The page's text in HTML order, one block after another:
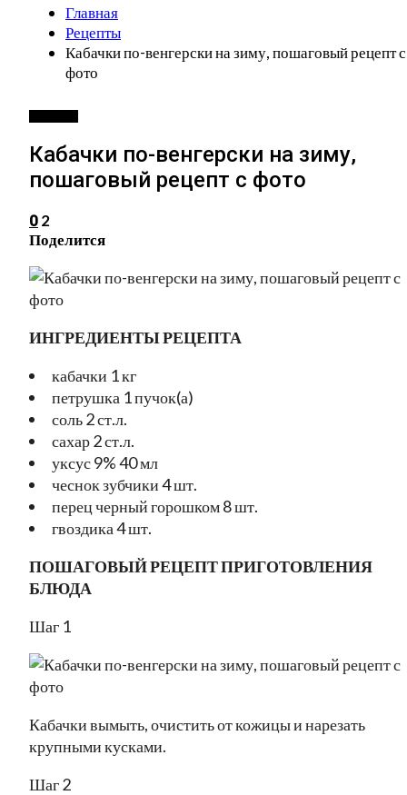
Главная
Рецепты
Кабачки по-венгерски на зиму, пошаговый рецепт с
фото
Кабачки по-венгерски на зиму,
пошаговый рецепт с фото
0 2
Поделится
ИНГРЕДИЕНТЫ РЕЦЕПТА
кабачки 1 кг
петрушка 1 пучок(а)
соль 2 ст.л.
сахар 2 ст.л.
уксус 9% 40 мл
чеснок зубчики 4 шт.
перец черный горошком 8 шт.
гвоздика 4 шт.
ПОШАГОВЫЙ РЕЦЕПТ ПРИГОТОВЛЕНИЯ
БЛЮДА
Шаг 1
Кабачки вымыть, очистить от кожицы и нарезать
крупными кусками.
Шаг 2